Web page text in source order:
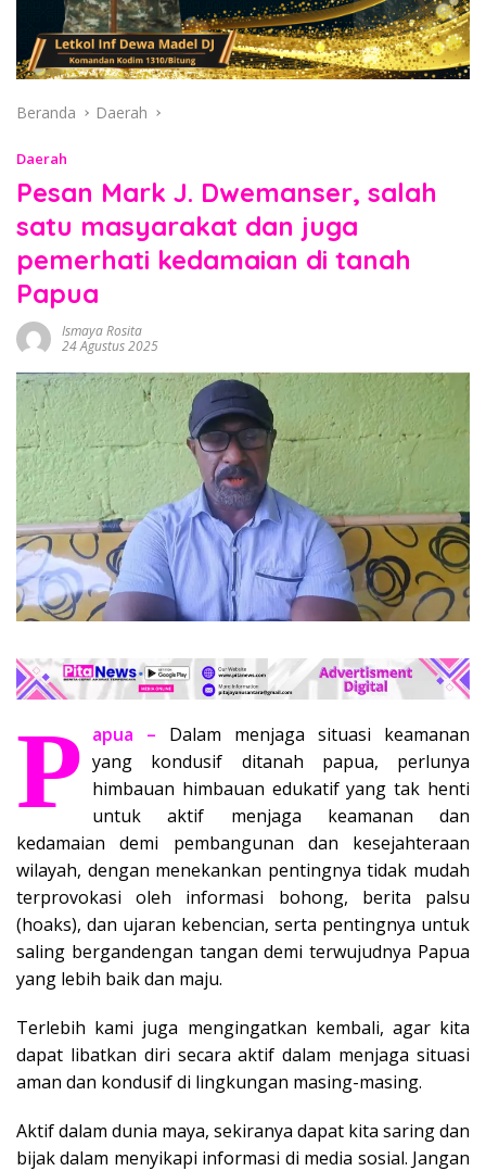
Beranda Daerah
Daerah
Pesan Mark J. Dwemanser, salah
satu masyarakat dan juga
pemerhati kedamaian di tanah
Papua
Ismaya Rosita
24 Agustus 2025
P apua –
Dalam menjaga situasi keamanan
yang kondusif ditanah papua, perlunya
himbauan himbauan edukatif yang tak henti
untuk aktif menjaga keamanan dan
kedamaian demi pembangunan dan kesejahteraan
wilayah, dengan menekankan pentingnya tidak mudah
terprovokasi oleh informasi bohong, berita palsu
(hoaks), dan ujaran kebencian, serta pentingnya untuk
saling bergandengan tangan demi terwujudnya Papua
yang lebih baik dan maju.
Terlebih kami juga mengingatkan kembali, agar kita
dapat libatkan diri secara aktif dalam menjaga situasi
aman dan kondusif di lingkungan masing-masing.
Aktif dalam dunia maya, sekiranya dapat kita saring dan
bijak dalam menyikapi informasi di media sosial. Jangan